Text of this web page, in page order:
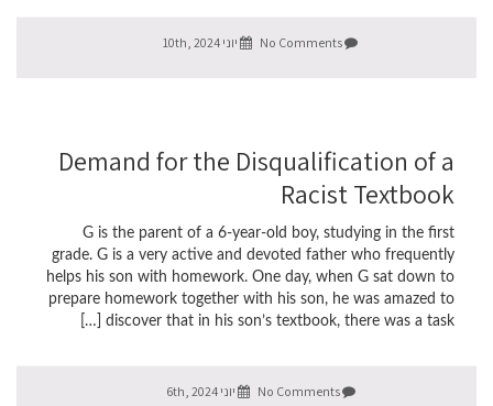
יוני 10th, 2024
Demand for the Disqualification of a
Racist Textbook
G is the parent of a 6-year-old boy, studying in the first
grade. G is a very active and devoted father who frequently
helps his son with homework. One day, when G sat down to
prepare homework together with his son, he was amazed to
discover that in his son’s textbook, there was a task […]
No Comments יוני 6th, 2024